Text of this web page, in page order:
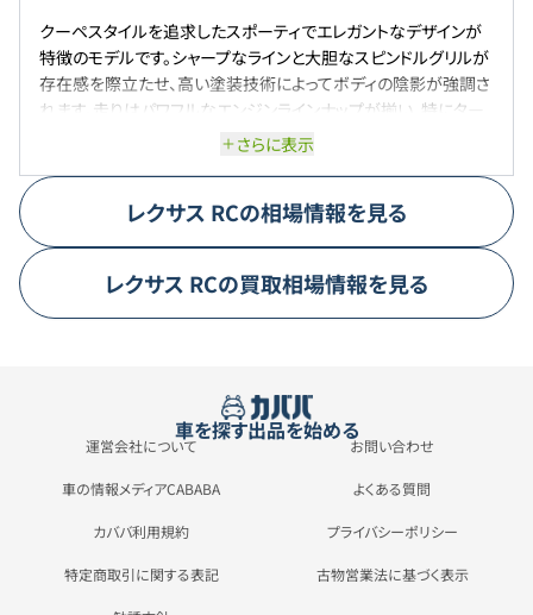
クーペスタイルを追求したスポーティでエレガントなデザインが
特徴のモデルです。シャープなラインと大胆なスピンドルグリルが
存在感を際立たせ、高い塗装技術によってボディの陰影が強調さ
れます。走りはパワフルなエンジンラインナップが揃い、特にター
ボエンジンとハイブリッドの組み合わせにより、軽快かつスムーズ
さらに表示
レクサス RCの相場情報を見る
レクサス RCの買取相場情報を見る
車を探す出品を始める
運営会社について お問い合わせ
車の情報メディアCABABA よくある質問
カババ利用規約 プライバシーポリシー
特定商取引に関する表記 古物営業法に基づく表示